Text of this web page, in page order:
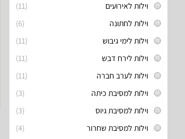
(11)
וילות לאירועים
(6)
וילות לחתונה
(11)
וילות לימי גיבוש
(11)
וילות לירח דבש
(11)
וילות לערב חברה
(3)
וילות למסיבת כיתה
(3)
וילות למסיבת גיוס
(4)
וילות למסיבת שחרור